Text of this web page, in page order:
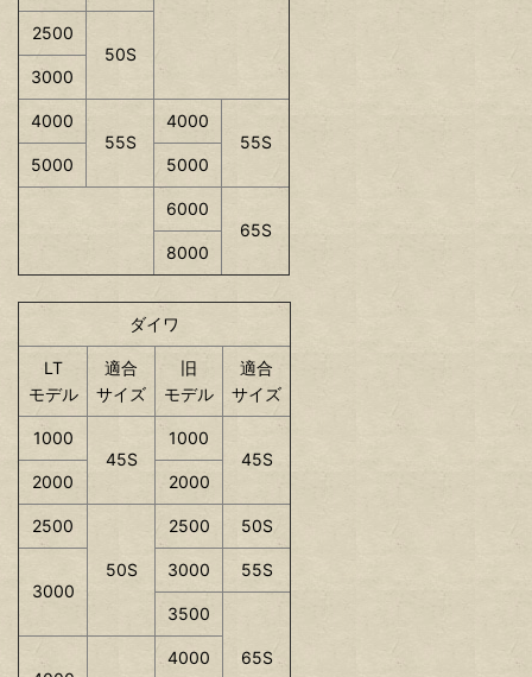
2500
50S
3000
4000
55S
4000
55S
5000
5000
6000
65S
8000
ダイワ
LT
モデル
適合
サイズ
旧
モデル
適合
サイズ
1000
45S
1000
45S
2000
2000
2500
50S
2500 50S
3000
3000 55S
3500
65S
4000